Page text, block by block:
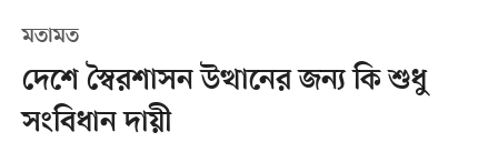
মতামত
দেশে স্বৈরশাসন উত্থানের জন্য কি শুধু
সংবিধান দায়ী